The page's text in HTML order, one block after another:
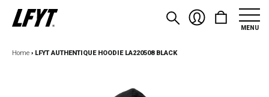
MENU
Home › LFYT AUTHENTIQUE HOODIE LA220508 BLACK